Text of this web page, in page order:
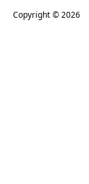
Copyright © 2026